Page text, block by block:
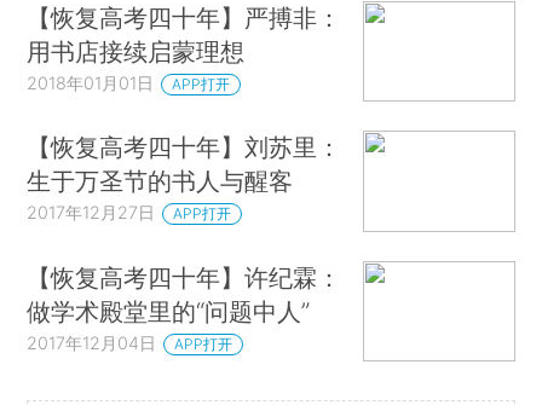
【恢复高考四十年】严搏非：
用书店接续启蒙理想
2018年01月01日 APP打开
【恢复高考四十年】刘苏里：
生于万圣节的书人与醒客
2017年12月27日 APP打开
【恢复高考四十年】许纪霖：
做学术殿堂里的“问题中人”
2017年12月04日 APP打开